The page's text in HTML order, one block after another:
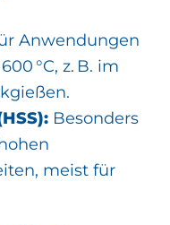
Anwendungen
°C, z. B. im
Besonders
meist für